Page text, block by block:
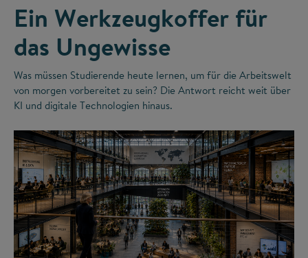
Ein Werkzeugkoffer für
das Ungewisse
Was müssen Studierende heute lernen, um für die Arbeitswelt
von morgen vorbereitet zu sein? Die Antwort reicht weit über
KI und digitale Technologien hinaus.